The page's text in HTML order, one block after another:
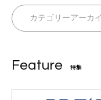
Feature 特集